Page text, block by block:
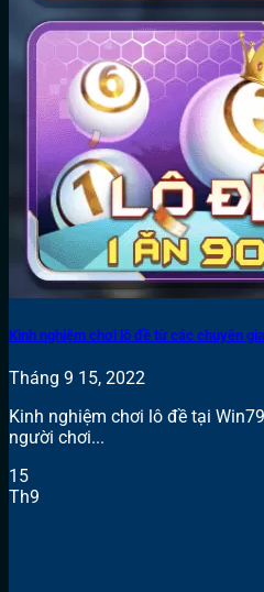
Kinh nghiệm chơi lô đề từ các chuyên
Tháng 9 15, 2022
Kinh nghiệm chơi lô đề tại
người chơi...
15
Th9